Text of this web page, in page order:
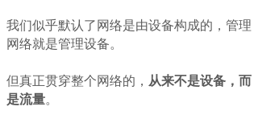
我们似乎默认了网络是由设备构成的，管理
网络就是管理设备。
但真正贯穿整个网络的， 从来不是设备，而
是流量。